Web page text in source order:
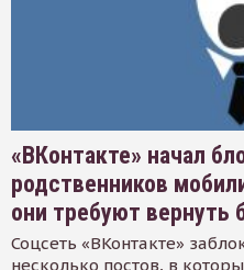
«ВКонтакте» начал
родственников
они требуют вернуть
Соцсеть «ВКонтакте»
несколько постов, в